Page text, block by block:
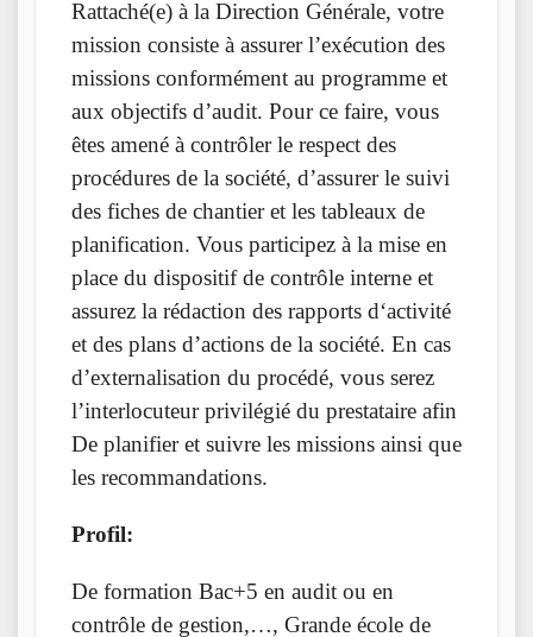
Rattaché(e) à la Direction Générale, votre
mission consiste à assurer l’exécution des
missions conformément au programme et
aux objectifs d’audit. Pour ce faire, vous
êtes amené à contrôler le respect des
procédures de la société, d’assurer le suivi
des fiches de chantier et les tableaux de
planification. Vous participez à la mise en
place du dispositif de contrôle interne et
assurez la rédaction des rapports d‘activité
et des plans d’actions de la société. En cas
d’externalisation du procédé, vous serez
l’interlocuteur privilégié du prestataire afin
De planifier et suivre les missions ainsi que
les recommandations.
Profil:
De formation Bac+5 en audit ou en
contrôle de gestion,…, Grande école de